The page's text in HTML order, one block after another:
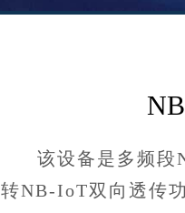
该设备是多频段
转NB-IoT双向透传